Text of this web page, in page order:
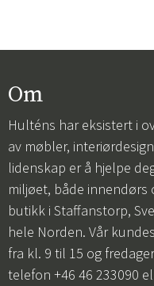
Om
Hulténs har eksistert i
av møbler,
lidenskap er å hjelpe
miljøet, både innendørs
butikk i Staffanstorp,
hele Norden. Vår
fra kl. 9 til 15 og
telefon +46 46 233090